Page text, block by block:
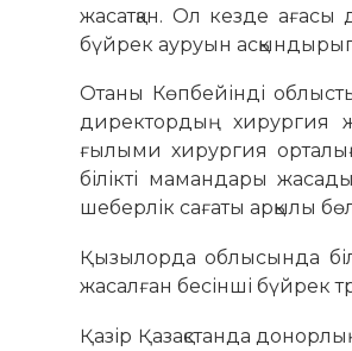
жасатқан. Ол кезде
бүйрек ауруын
Отаны Көпбейінді
директордың хирургия
ғылыми хирургия
білікті мамандары
шеберлік сағаты арқылы
Қызылорда облысында
жасалған бесінші бүйрек
Қазір Қазақстанда